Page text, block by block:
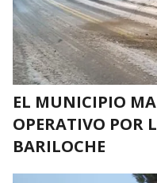
EL MUNICIPIO
OPERATIVO POR
BARILOCHE